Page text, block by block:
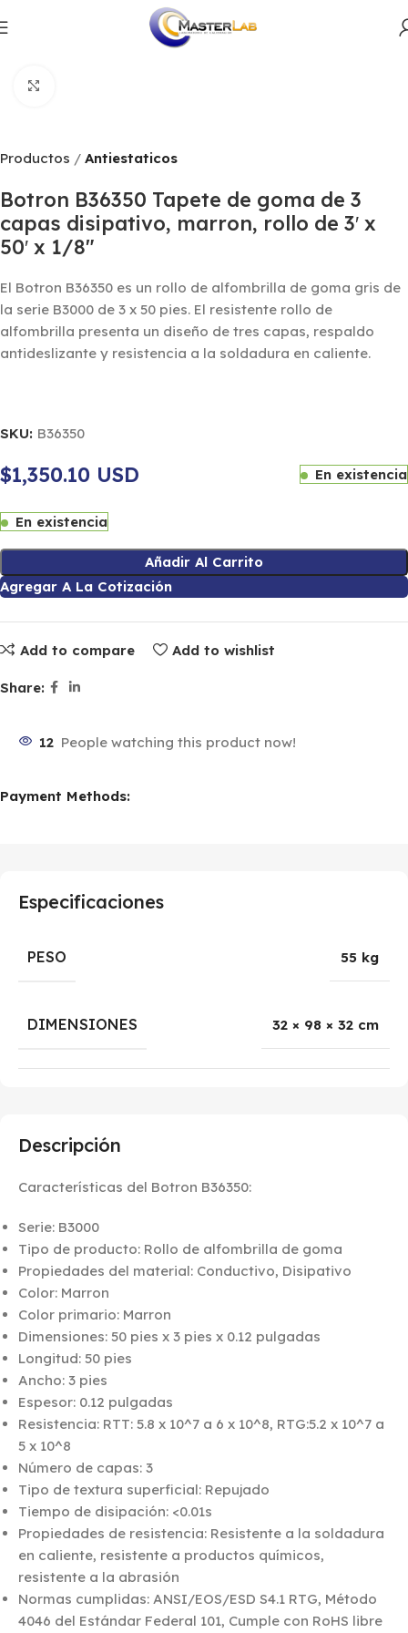
Antiestaticos
Productos Antiestaticos
Botron B36350 Tapete de goma de 3
capas disipativo, marron, rollo de 3′ x
50′ x 1/8″
El Botron B36350 es un rollo de alfombrilla de goma gris de
la serie B3000 de 3 x 50 pies. El resistente rollo de
alfombrilla presenta un diseño de tres capas, respaldo
antideslizante y resistencia a la soldadura en caliente.
SKU: B36350
$1,350.10 USD En existencia
En existencia
Añadir Al Carrito
Agregar A La Cotización
Add to compare Add to wishlist
Share:
12 People watching this product now!
Payment Methods:
Descripción
Características del Botron B36350:
Serie: B3000
Tipo de producto: Rollo de alfombrilla de goma
Propiedades del material: Conductivo, Disipativo
Color: Marron
Color primario: Marron
Dimensiones: 50 pies x 3 pies x 0.12 pulgadas
Longitud: 50 pies
Ancho: 3 pies
Espesor: 0.12 pulgadas
Resistencia: RTT: 5.8 x 10^7 a 6 x 10^8, RTG:5.2 x 10^7 a
5 x 10^8
Número de capas: 3
Tipo de textura superficial: Repujado
Tiempo de disipación: <0.01s
Propiedades de resistencia: Resistente a la soldadura
en caliente, resistente a productos químicos,
resistente a la abrasión
Normas cumplidas: ANSI/EOS/ESD S4.1 RTG, Método
4046 del Estándar Federal 101, Cumple con RoHS libre
Especificaciones
PESO 55 kg
DIMENSIONES 32 × 98 × 32 cm